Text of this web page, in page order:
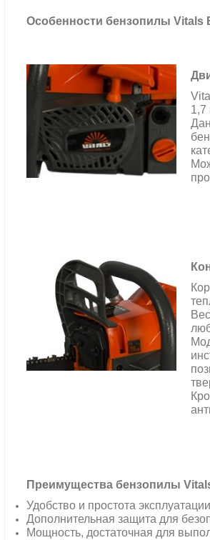
Особенности бензопилы Vitals
1,7
Преимущества бензопилы
Удобство и простота
Дополнительная защита для
Мощность, достаточная для